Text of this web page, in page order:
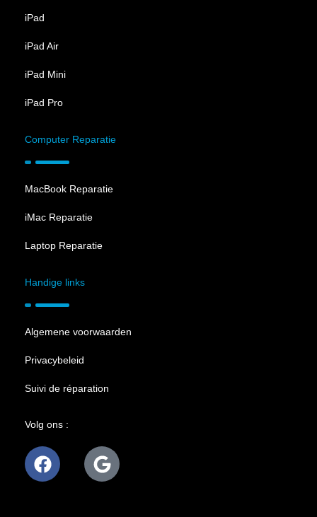
iPad
iPad Air
iPad Mini
iPad Pro
Computer Reparatie
MacBook Reparatie
iMac Reparatie
Laptop Reparatie
Handige links
Algemene voorwaarden
Privacybeleid
Suivi de réparation
Volg ons :